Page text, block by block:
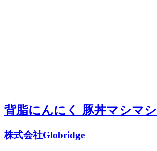
背脂にんにく 豚丼マシマシ
株式会社Globridge